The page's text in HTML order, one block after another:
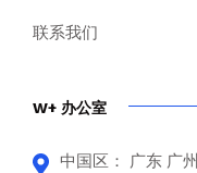
联系我们
W+ 办公室
中国区： 广东 广州